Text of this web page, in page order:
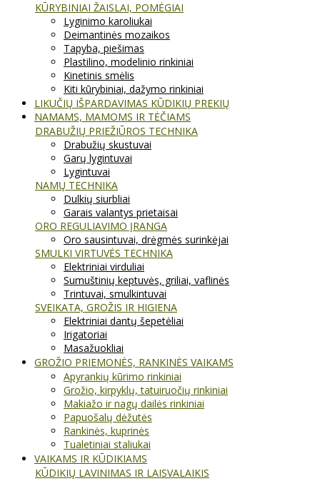
KŪRYBINIAI ŽAISLAI, POMĖGIAI
Lyginimo karoliukai
Deimantinės mozaikos
Tapyba, piešimas
Plastilino, modelinio rinkiniai
Kinetinis smėlis
Kiti kūrybiniai, dažymo rinkiniai
LIKUČIŲ IŠPARDAVIMAS KŪDIKIŲ PREKIŲ
NAMAMS, MAMOMS IR TĖČIAMS
DRABUŽIŲ PRIEŽIŪROS TECHNIKA
Drabužių skustuvai
Garų lygintuvai
Lygintuvai
NAMŲ TECHNIKA
Dulkių siurbliai
Garais valantys prietaisai
ORO REGULIAVIMO ĮRANGA
Oro sausintuvai, drėgmės surinkėjai
SMULKI VIRTUVĖS TECHNIKA
Elektriniai virduliai
Sumuštinių keptuvės, griliai, vaflinės
Trintuvai, smulkintuvai
SVEIKATA, GROŽIS IR HIGIENA
Elektriniai dantų šepetėliai
Irigatoriai
Masažuokliai
GROŽIO PRIEMONĖS, RANKINĖS VAIKAMS
Apyrankių kūrimo rinkiniai
Grožio, kirpyklų, tatuiruočių rinkiniai
Makiažo ir nagų dailės rinkiniai
Papuošalų dėžutės
Rankinės, kuprinės
Tualetiniai staliukai
VAIKAMS IR KŪDIKIAMS
KŪDIKIŲ LAVINIMAS IR LAISVALAIKIS